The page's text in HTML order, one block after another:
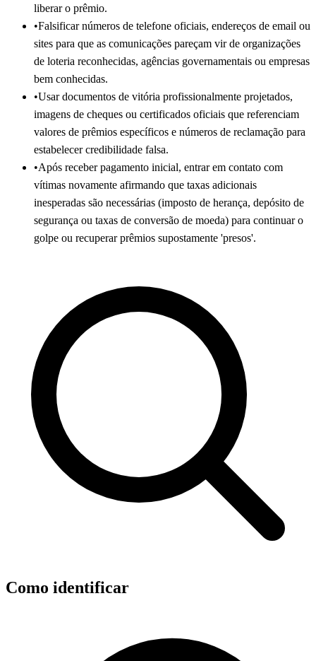
liberar o prêmio.
•Falsificar números de telefone oficiais, endereços de email ou
sites para que as comunicações pareçam vir de organizações
de loteria reconhecidas, agências governamentais ou empresas
bem conhecidas.
•Usar documentos de vitória profissionalmente projetados,
imagens de cheques ou certificados oficiais que referenciam
valores de prêmios específicos e números de reclamação para
estabelecer credibilidade falsa.
•Após receber pagamento inicial, entrar em contato com
vítimas novamente afirmando que taxas adicionais
inesperadas são necessárias (imposto de herança, depósito de
segurança ou taxas de conversão de moeda) para continuar o
golpe ou recuperar prêmios supostamente 'presos'.
Como identificar